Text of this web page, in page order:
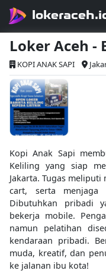
Loker Aceh -
KOPI ANAK SAPI
Kopi Anak Sapi
Keliling yang siap
Jakarta. Tugas
cart, serta menjaga
Dibutuhkan pribadi
bekerja mobile.
namun pelatihan
kendaraan pribadi.
muda, kreatif, dan
ke jalanan ibu kota!